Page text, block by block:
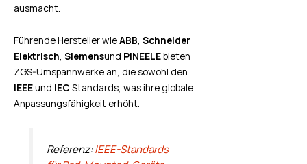
ausmacht.
Führende Hersteller wieABB Schneider
Elektrisch Siemensund PINEELEbieten
ZGS-Umspannwerke an, die sowohl den
IEEEund IEC Standards, was ihre globale
Anpassungsfähigkeit erhöht.
Referenz:IEEE-Standards